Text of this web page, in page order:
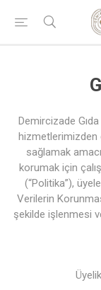
Demircizade Gıda
hizmetlerimizden
sağlamak
korumak için
(“Politika”),
Verilerin
şekilde işlenmesi